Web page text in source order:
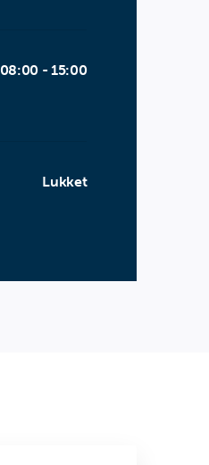
08:00 - 15:00
Lukket